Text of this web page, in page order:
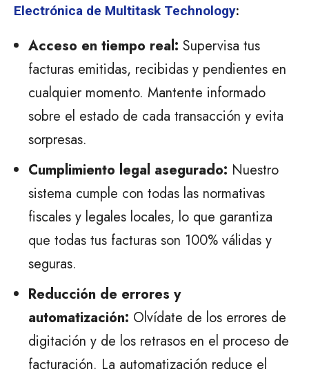
Electrónica de Multitask Technology:
Acceso en tiempo real: Supervisa tus
facturas emitidas, recibidas y pendientes en
cualquier momento. Mantente informado
sobre el estado de cada transacción y evita
sorpresas.
Cumplimiento legal asegurado: Nuestro
sistema cumple con todas las normativas
fiscales y legales locales, lo que garantiza
que todas tus facturas son 100% válidas y
seguras.
Reducción de errores y
automatización: Olvídate de los errores de
digitación y de los retrasos en el proceso de
facturación. La automatización reduce el